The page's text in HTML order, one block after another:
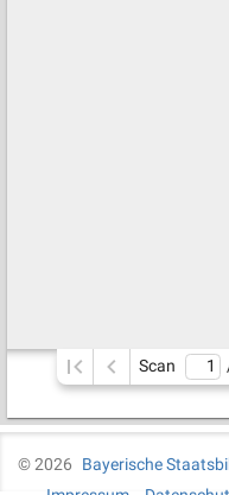
Scan
©2026
Bayerische